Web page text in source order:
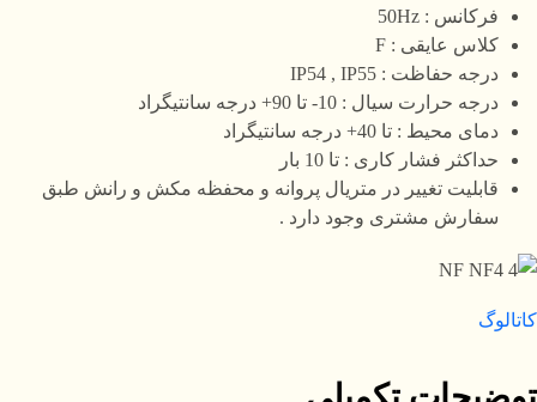
فرکانس : 50Hz
کلاس عایقی : F
درجه حفاظت : IP54 , IP55
درجه حرارت سیال : 10- تا 90+ درجه سانتیگراد
دمای محیط : تا 40+ درجه سانتیگراد
حداکثر فشار کاری : تا 10 بار
قابلیت تغییر در متریال پروانه و محفظه مکش و رانش طبق
سفارش مشتری وجود دارد .
کاتالوگ